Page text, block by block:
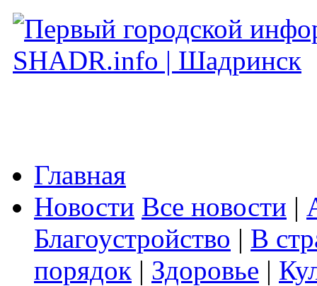
Главная
Новости Все новости |
Благоустройство | В
порядок | Здоровье |